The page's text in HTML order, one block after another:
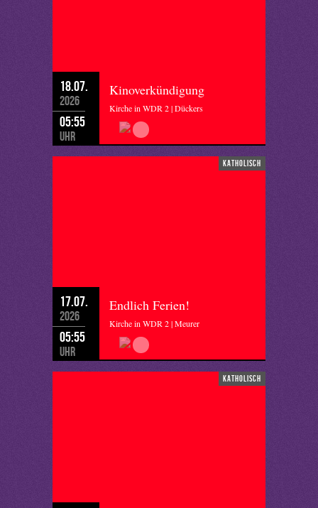
18.07.
2026
05:55
Uhr
Kinoverkündigung
Kirche in WDR 2 | Dückers
katholisch
17.07.
2026
05:55
Uhr
Endlich Ferien!
Kirche in WDR 2 | Meurer
katholisch